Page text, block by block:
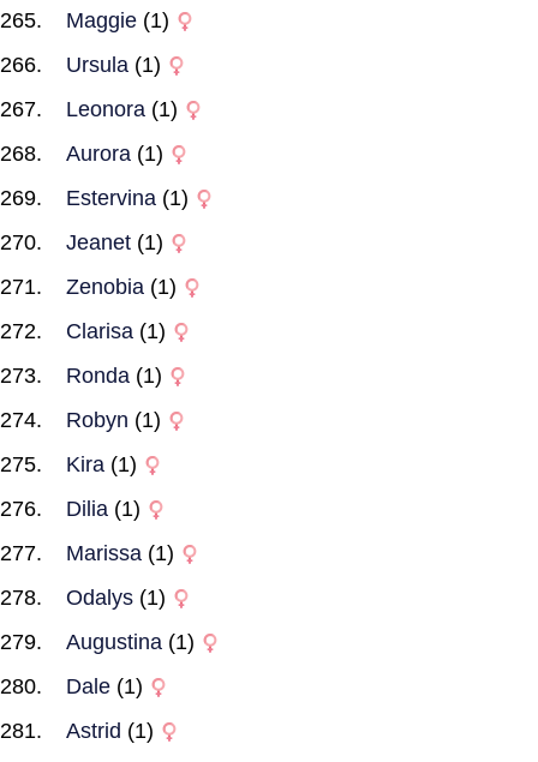
Maggie (1)
Ursula (1)
Leonora (1)
Aurora (1)
Estervina (1)
Jeanet (1)
Zenobia (1)
Clarisa (1)
Ronda (1)
Robyn (1)
Kira (1)
Dilia (1)
Marissa (1)
Odalys (1)
Augustina (1)
Dale (1)
Astrid (1)